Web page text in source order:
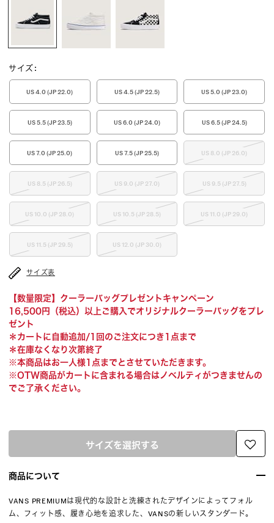
サイズ:
US 4.0 (JP 22.0) US 4.5 (JP 22.5) US 5.0 (JP 23.0)
US 5.5 (JP 23.5) US 6.0 (JP 24.0) US 6.5 (JP 24.5)
US 7.0 (JP 25.0) US 7.5 (JP 25.5) US 8.0 (JP 26.0)
US 8.5 (JP 26.5) US 9.0 (JP 27.0) US 9.5 (JP 27.5)
US 10.0 (JP 28.0) US 10.5 (JP 28.5) US 11.0 (JP 29.0)
US 11.5 (JP 29.5) US 12.0 (JP 30.0)
サイズ表
【数量限定】クーラーバッグプレゼントキャンペーン
16,500円（税込）以上ご購入でオリジナルクーラーバッグをプレ
ゼント
＊カートに自動追加/1回のご注文につき1点まで
＊在庫なくなり次第終了
※本商品はお一人様1点までとさせていただきます。
※OTW商品がカートに含まれる場合はノベルティがつきませんの
でご了承ください。
サイズを選択する
商品について
VANS PREMIUMは現代的な設計と洗練されたデザインによってフォル
ム、フィット感、履き心地を追求した、VANSの新しいスタンダード。